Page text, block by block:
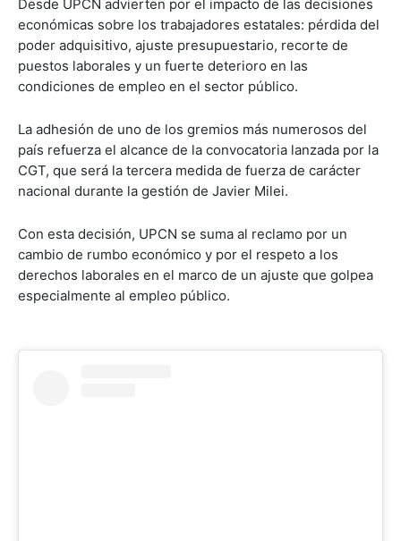
Desde UPCN advierten por el impacto de las decisiones
económicas sobre los trabajadores estatales: pérdida del
poder adquisitivo, ajuste presupuestario, recorte de
puestos laborales y un fuerte deterioro en las
condiciones de empleo en el sector público.
La adhesión de uno de los gremios más numerosos del
país refuerza el alcance de la convocatoria lanzada por la
CGT, que será la tercera medida de fuerza de carácter
nacional durante la gestión de Javier Milei.
Con esta decisión, UPCN se suma al reclamo por un
cambio de rumbo económico y por el respeto a los
derechos laborales en el marco de un ajuste que golpea
especialmente al empleo público.